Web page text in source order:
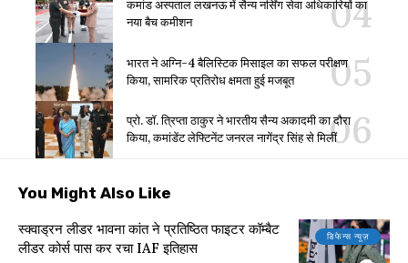
कमांड अस्पताल लखनऊ में सैन्य नर्सिंग सेवा अधिकारियों का
नया बैच कमीशन
भारत ने अग्नि-4 बैलिस्टिक मिसाइल का सफल परीक्षण
किया, सामरिक प्रतिरोध क्षमता हुई मजबूत
प्रो. डॉ. त्रिप्ता ठाकुर ने भारतीय सैन्य अकादमी का दौरा
किया, कमांडेंट लेफ्टिनेंट जनरल नागेंद्र सिंह से मिलीं
You Might Also Like
डिफेन्स न्यूज़
स्क्वाड्रन लीडर भावना कांत ने प्रतिष्ठित फाइटर कॉम्बैट
लीडर कोर्स पास कर रचा IAF इतिहास